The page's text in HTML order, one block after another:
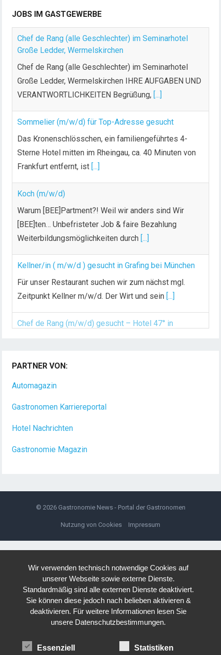
JOBS IM GASTGEWERBE
Chef de Rang (alle Geschlechter) im Seminarhotel
Große Ledder, Wermelskirchen
Chef de Rang (alle Geschlechter) im Seminarhotel
Große Ledder, Wermelskirchen IHRE AUFGABEN UND
VERANTWORTLICHKEITEN Begrüßung, [...]
Sommelier (m/w/d) für Top-Adresse gesucht
Das Kronenschlösschen, ein familiengeführtes 4-
Sterne Hotel mitten im Rheingau, ca. 40 Minuten von
Frankfurt entfernt, ist [...]
Koch (m/w/d)
Warum [BEE]Partment?! Weil wir anders sind Wir
[BEE]ten… Unbefristeter Job & faire Bezahlung
Weiterbildungsmöglichkeiten durch [...]
Kellner/in ( m/w/d ) gesucht in Grafing bei München
Für unser Restaurant suchen wir zum nächst mgl.
Zeitpunkt Kellner m/w/d. Der Wirt und sein [...]
Chef de Rang (m/w/d) gesucht – Hotel 47° in
(m/w/d) Du bist Gastgeber aus Leidenschaft und
Nutzung von Cookies Impressum
Wir verwenden technisch notwendige Cookies auf
unserer Webseite sowie externe Dienste.
Standardmäßig sind alle externen Dienste deaktiviert.
Sie können diese jedoch nach belieben aktivieren &
deaktivieren. Für weitere Informationen lesen Sie
unsere Datenschutzbestimmungen.
Essenziell Statistiken